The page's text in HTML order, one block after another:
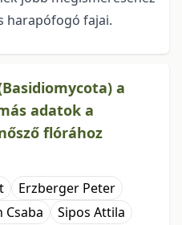
harapófogó fajai.
a
adatok a
flórához
Erzberger Peter
Csaba Sipos Attila